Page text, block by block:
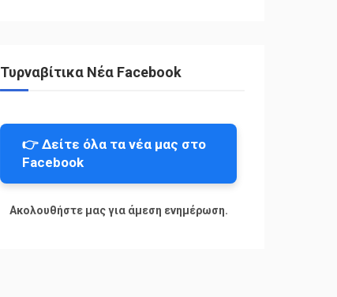
Τυρναβίτικα Νέα Facebook
👉 Δείτε όλα τα νέα μας στο
Facebook
Ακολουθήστε μας για άμεση ενημέρωση.